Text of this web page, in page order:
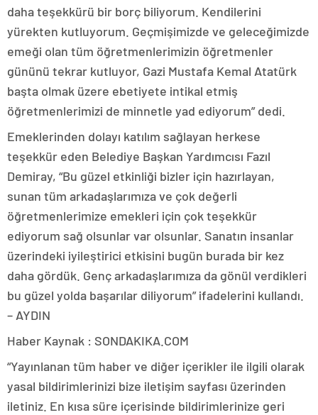
daha teşekkürü bir borç biliyorum. Kendilerini
yürekten kutluyorum. Geçmişimizde ve geleceğimizde
emeği olan tüm öğretmenlerimizin öğretmenler
gününü tekrar kutluyor, Gazi Mustafa Kemal Atatürk
başta olmak üzere ebetiyete intikal etmiş
öğretmenlerimizi de minnetle yad ediyorum” dedi.
Emeklerinden dolayı katılım sağlayan herkese
teşekkür eden Belediye Başkan Yardımcısı Fazıl
Demiray, “Bu güzel etkinliği bizler için hazırlayan,
sunan tüm arkadaşlarımıza ve çok değerli
öğretmenlerimize emekleri için çok teşekkür
ediyorum sağ olsunlar var olsunlar. Sanatın insanlar
üzerindeki iyileştirici etkisini bugün burada bir kez
daha gördük. Genç arkadaşlarımıza da gönül verdikleri
bu güzel yolda başarılar diliyorum” ifadelerini kullandı.
– AYDIN
Haber Kaynak : SONDAKIKA.COM
“Yayınlanan tüm haber ve diğer içerikler ile ilgili olarak
yasal bildirimlerinizi bize iletişim sayfası üzerinden
iletiniz. En kısa süre içerisinde bildirimlerinize geri